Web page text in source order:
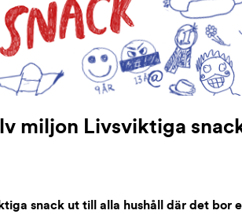
miljon Livsviktiga
snack ut till alla hushåll där det bor